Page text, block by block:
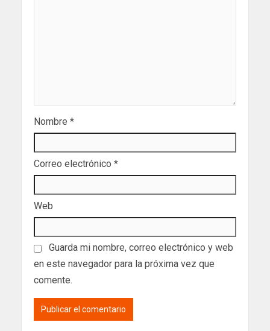
Nombre *
Correo electrónico *
Web
Guarda mi nombre, correo electrónico y web
en este navegador para la próxima vez que
comente.